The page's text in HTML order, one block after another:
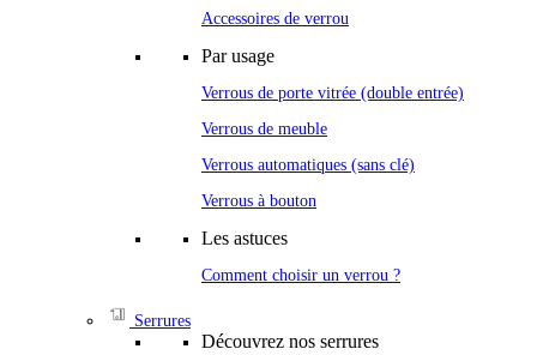
Accessoires de verrou
Par usage
Verrous de porte vitrée (double entrée)
Verrous de meuble
Verrous automatiques (sans clé)
Verrous à bouton
Les astuces
Comment choisir un verrou ?
Serrures
Découvrez nos serrures